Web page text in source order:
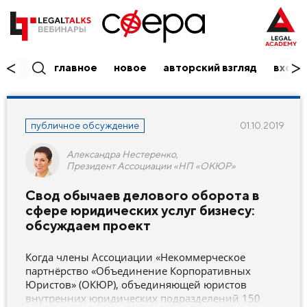
главное новое авторский взгляд вход/
публичное обсуждение 01.10.2019
Александра Нестеренко,
Президент Ассоциации «НП «ОКЮР»
Свод обычаев делового оборота в
сфере юридических услуг бизнесу:
обсуждаем проект
Когда члены Ассоциации «Некоммерческое
партнёрство «Объединение Корпоративных
Юристов» (ОКЮР), объединяющей юристов
внутренних юридических подразделений 150